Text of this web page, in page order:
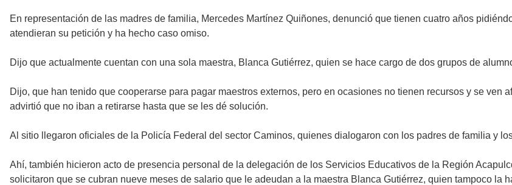
En representación de las madres de familia, Mercedes Martínez Quiñones, denunció que tienen cuatro años
atendieran su petición y ha hecho caso omiso.
Dijo que actualmente cuentan con una sola maestra, Blanca Gutiérrez, quien se hace cargo de dos grupos de
Dijo, que han tenido que cooperarse para pagar maestros externos, pero en ocasiones no tienen recursos y se ven
advirtió que no iban a retirarse hasta que se les dé solución.
Al sitio llegaron oficiales de la Policía Federal del sector Caminos, quienes dialogaron con los padres de familia y
Ahí, también hicieron acto de presencia personal de la delegación de los Servicios Educativos de la Región
solicitaron que se cubran nueve meses de salario que le adeudan a la maestra Blanca Gutiérrez, quien tampoco la